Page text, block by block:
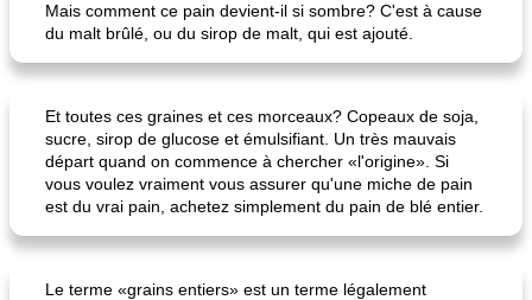
Mais comment ce pain devient-il si sombre? C'est à cause
du malt brûlé, ou du sirop de malt, qui est ajouté.
Et toutes ces graines et ces morceaux? Copeaux de soja,
sucre, sirop de glucose et émulsifiant. Un très mauvais
départ quand on commence à chercher «l'origine». Si
vous voulez vraiment vous assurer qu'une miche de pain
est du vrai pain, achetez simplement du pain de blé entier.
Le terme «grains entiers» est un terme légalement